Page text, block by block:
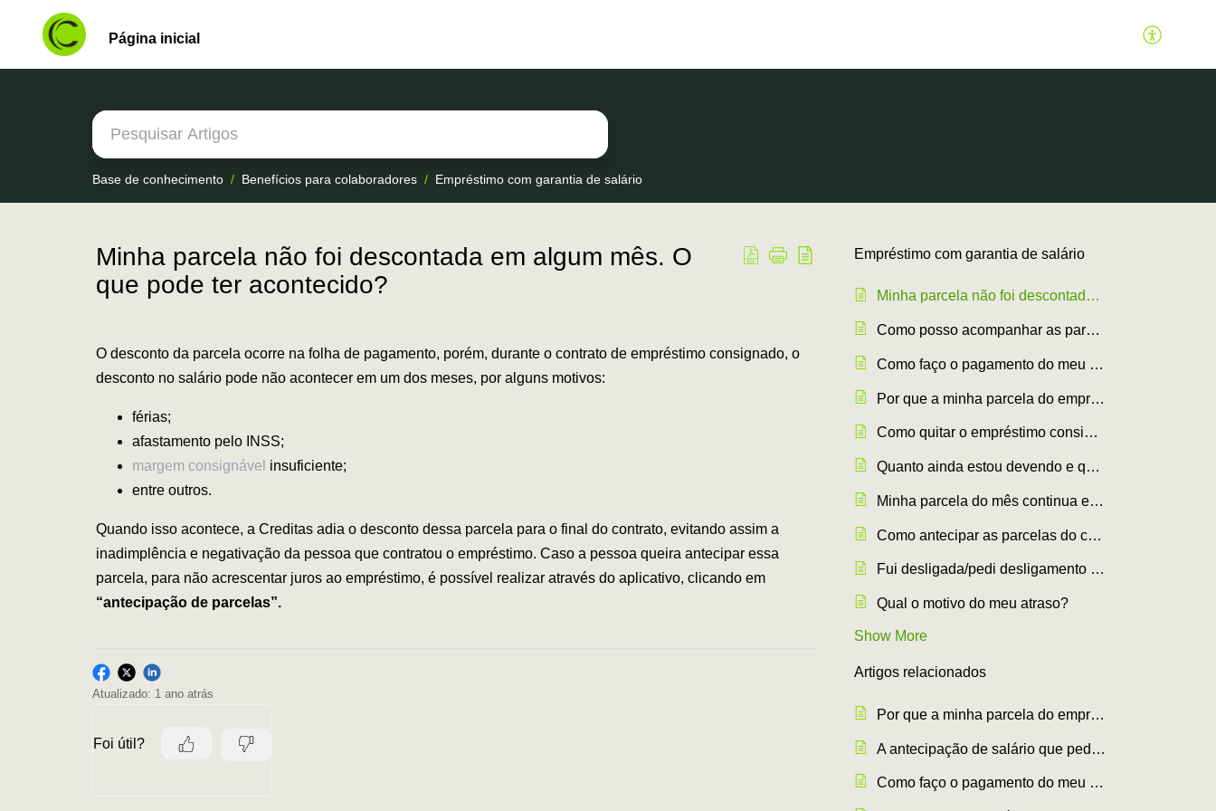
Página inicial
Base de conhecimento Benefícios para colaboradores Empréstimo com garantia de salário
Minha parcela não foi descontada em algum mês. O
que pode ter acontecido?
O desconto da parcela ocorre na folha de pagamento, porém, durante o contrato de empréstimo consignado, o
desconto no salário pode não acontecer em um dos meses, por alguns motivos:
férias;
afastamento pelo INSS;
margem consignável insuficiente;
entre outros.
Quando isso acontece, a Creditas adia o desconto dessa parcela para o final do contrato, evitando assim a
inadimplência e negativação da pessoa que contratou o empréstimo. Caso a pessoa queira antecipar essa
parcela, para não acrescentar juros ao empréstimo, é possível realizar através do aplicativo, clicando em
“antecipação de parcelas”.
Foi útil?
Atualizado: 1 ano atrás
Empréstimo com garantia de salário
Minha parcela não foi descontada em algum mês. O que pode ter acontecido?
Como posso acompanhar as parcelas e descontos do meu empréstimo?
Como faço o pagamento do meu empréstimo consignado?
Por que a minha parcela do empréstimo consignado aumentou?
Como quitar o empréstimo consignado?
Quanto ainda estou devendo e quanto já paguei?
Minha parcela do mês continua em aberto. O que pode ter ocorrido?
Como antecipar as parcelas do consignado?
Fui desligada/pedi desligamento da empresa parceira Creditas. E agora?
Qual o motivo do meu atraso?
Show More
Artigos relacionados
Por que a minha parcela do empréstimo consignado aumentou?
A antecipação de salário que pedi não foi descontada. E agora?
Como faço o pagamento do meu empréstimo consignado?